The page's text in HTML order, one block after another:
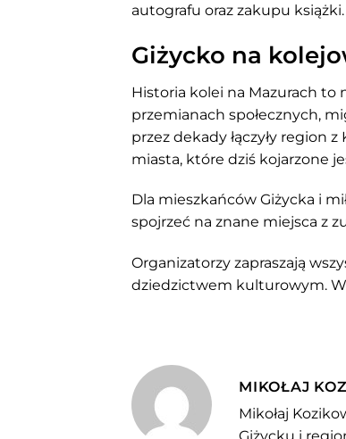
autografu oraz zakupu książki.
Giżycko na
Historia kolei na Mazurach to
przemianach społecznych,
przez dekady łączyły region
miasta, które dziś kojarzone
Dla mieszkańców Giżycka i
spojrzeć na znane miejsca z
Organizatorzy zapraszają
dziedzictwem kulturowym.
MIKOŁAJ
Mikołaj